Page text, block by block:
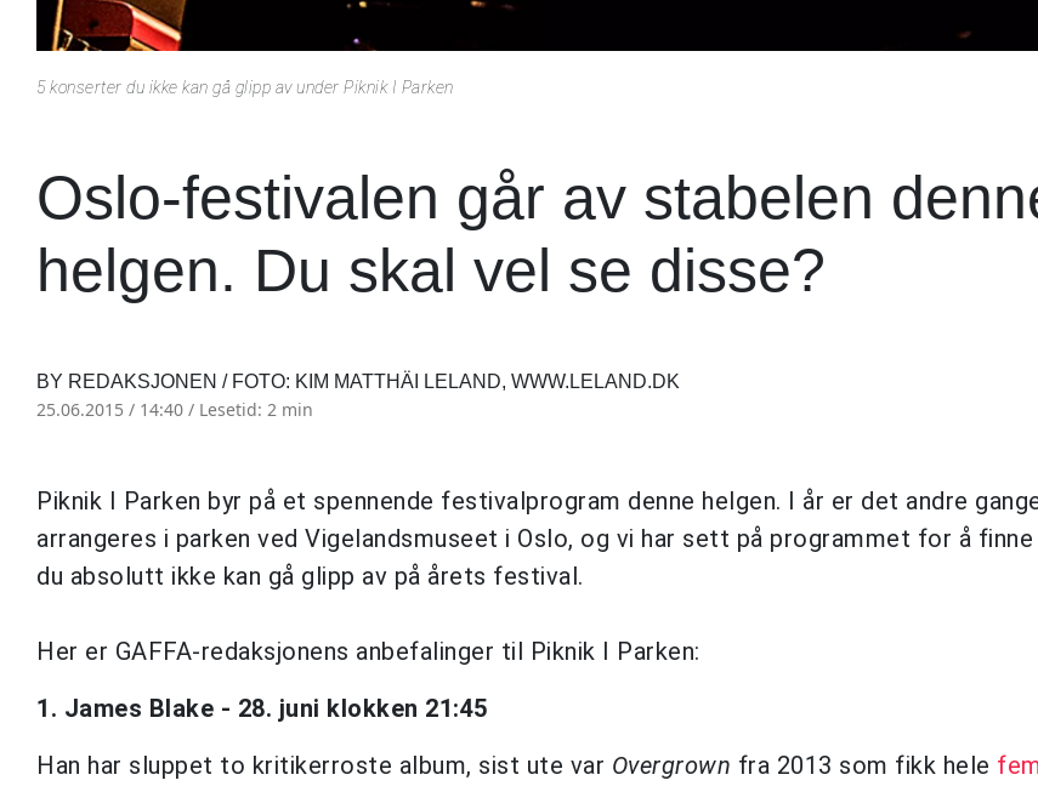
5 konserter du ikke kan gå glipp av under Piknik I Parken
Oslo-festivalen går av stabelen
helgen. Du skal vel se disse?
BY REDAKSJONEN / FOTO: KIM MATTHÄI LELAND, WWW.LELAND.DK
25.06.2015 / 14:40 / Lesetid: 2 min
Piknik I Parken byr på et spennende festivalprogram denne helgen. I år er det andre
arrangeres i parken ved Vigelandsmuseet i Oslo, og vi har sett på programmet for å
du absolutt ikke kan gå glipp av på årets festival.
Her er GAFFA-redaksjonens anbefalinger til Piknik I Parken:
1. James Blake - 28. juni klokken 21:45
Han har sluppet to kritikerroste album, sist ute var Overgrown fra 2013 som fikk hele